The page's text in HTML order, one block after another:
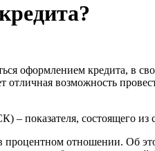
оформлением кредита, в
отличная возможность
показателя, состоящего
отношении. Об